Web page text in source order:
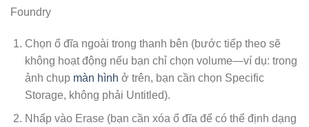
Foundry
Chọn ổ đĩa ngoài trong thanh bên (bước tiếp theo sẽ
không hoạt động nếu bạn chỉ chọn volume—ví dụ: trong
ảnh chụpmàn hình ở trên, bạn cần chọn Specific
Storage, không phải Untitled).
Nhấp vào Erase (bạn cần xóa ổ đĩa để có thể định dạng